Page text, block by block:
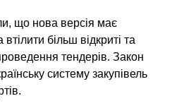
що нова версія має
більш відкриті та
тендерів. Закон
систему закупівель